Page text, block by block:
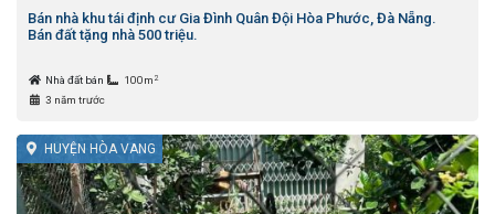
Bán nhà khu tái định cư Gia Đình Quân Đội Hòa Phước, Đà Nẵng.
Bán đất tặng nhà 500 triệu.
Nhà đất bán 100m 2
3 năm trước
HUYỆN HÒA VANG